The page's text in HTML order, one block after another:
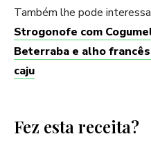
Também lhe pode
Strogonofe com
Beterraba e alho
caju
Fez esta receita?